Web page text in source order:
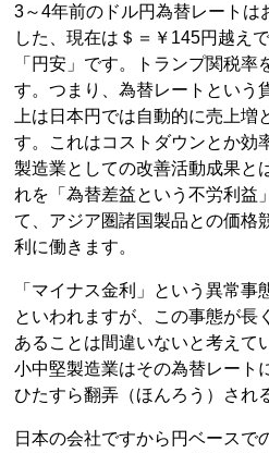
3～4年前のドル円為替レートは
した、現在は＄＝￥145円越え
「円安」です。トランプ関税
す。つまり、為替レートという
上は日本円では自動的に売上増
す。これはコストダウンとか効
製造業としての改善活動成果と
れを「為替差益という不労利益
て、アジア圏諸国製品との価格
利に働きます。
「マイナス金利」という異常
といわれますが、この事態が長
あることは間違いないと考えて
小中堅製造業はその為替レート
ひたすら翻弄（ほんろう）され
日本の会社ですから円ベースで